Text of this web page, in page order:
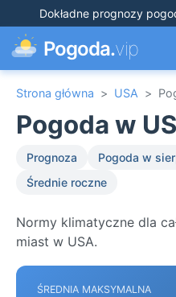
Dokładne prognozy
Pogoda.vip
Strona główna > USA >
Pogoda w
Prognoza Pogoda w
Średnie roczne
Normy klimatyczne dla
miast w USA.
ŚREDNIA MAKSYMALNA